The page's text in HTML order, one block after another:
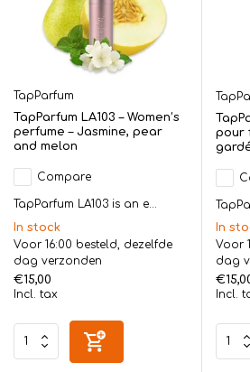
TapParfum
TapParfum LA103 – Women’s
perfume – Jasmine, pear
and melon
Compare
TapParfum LA103 is an e...
In stock
Voor 16:00 besteld, dezelfde
dag verzonden
€15,00
Incl. tax
pour
In
Voor
dag
Incl.